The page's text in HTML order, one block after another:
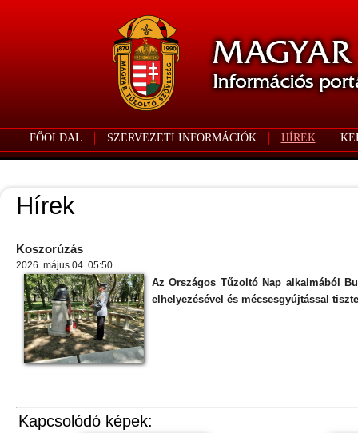
FŐOLDAL SZERVEZETI INFORMÁCIÓK HÍREK
Hírek
Koszorúzás
2026. május 04. 05:50
Az Országos Tűzoltó Nap alkalmából
elhelyezésével és mécsesgyújtással
Kapcsolódó képek: